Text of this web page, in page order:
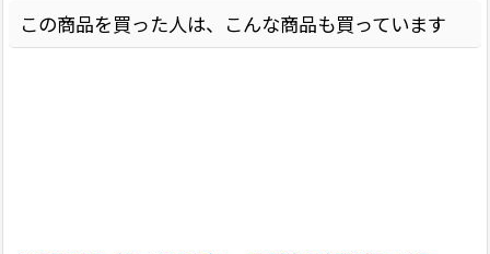
この商品を買った人は、こんな商品も買っています